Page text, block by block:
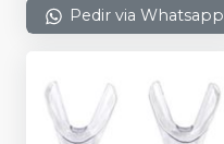
Pedir via Whatsapp